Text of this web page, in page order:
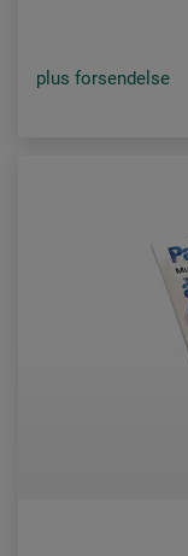
plus forsendelse